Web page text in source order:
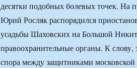
десятки подобных болевых точек. На
Юрий Росляк распорядился
усадьбы Шаховских на Большой
правоохранительные органы. К слову,
спора между защитниками